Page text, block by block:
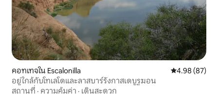
คอทเทจใน Escalonilla คะแนนเฉลี่ย
4.98 (87)
อยู่ใกล้กับโทเลโดและลาสบาร์รังกาสเดบูรูฆอน
สถานที่ · ความคุ้มค่า · เดินสะดวก